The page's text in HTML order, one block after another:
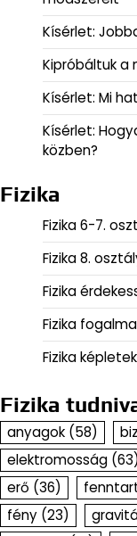
Kísérlet:
Kipróbáltuk
Kísérlet: Mi
Kísérlet:
közben?
Fizika
Fizika 6-7.
Fizika 8.
Fizika
Fizika
Fizika képletek
Fizika
anyagok (58)
elektromosság (63)
erő (36)
fény (23)